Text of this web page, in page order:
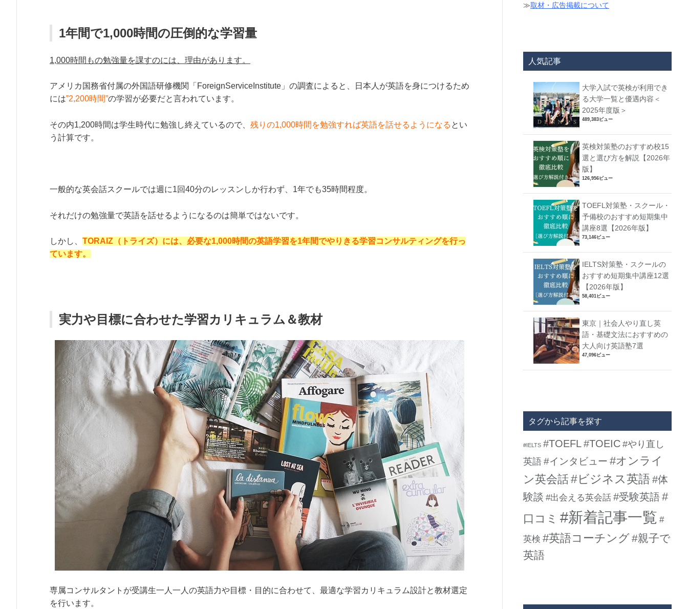
1年間で1,000時間の圧倒的な学習量
1,000時間もの勉強量を課すのには、理由があります。
アメリカ国務省付属の外国語研修機関「ForeignServiceInstitute」の調査によると、日本人が英語を身につけるため
には”2,200時間”の学習が必要だと言われています。
その内1,200時間は学生時代に勉強し終えているので、 残りの1,000時間を勉強すれば英語を話せるようになる とい
う計算です。
一般的な英会話スクールでは週に1回40分のレッスンしか行わず、1年でも35時間程度。
それだけの勉強量で英語を話せるようになるのは簡単ではないです。
しかし、 TORAIZ（トライズ）には、必要な1,000時間の英語学習を1年間でやりきる学習コンサルティングを行っ
ています。
実力や目標に合わせた学習カリキュラム＆教材
専属コンサルタントが受講生一人一人の英語力や目標・目的に合わせて、最適な学習カリキュラム設計と教材選定
を行います。
≫取材・広告掲載について
人気記事
大学入試で英検が利用でき
る大学一覧と優遇内容＜
2025年度版＞
489,383ビュー
英検対策塾のおすすめ校15
選と選び方を解説【2026年
版】
126,956ビュー
TOEFL対策塾・スクール・
予備校のおすすめ短期集中
講座8選【2026年版】
73,146ビュー
IELTS対策塾・スクールの
おすすめ短期集中講座12選
【2026年版】
58,401ビュー
東京｜社会人やり直し英
語・基礎文法におすすめの
大人向け英語塾7選
47,096ビュー
タグから記事を探す
#IELTS #TOEFL#TOEIC #やり直し
英語 #インタビュー #オンライ
ン英会話 #ビジネス英語#体
験談 #出会える英会話 #受験英語#
口コミ #新着記事一覧 #
英検 #英語コーチング#親子で
英語